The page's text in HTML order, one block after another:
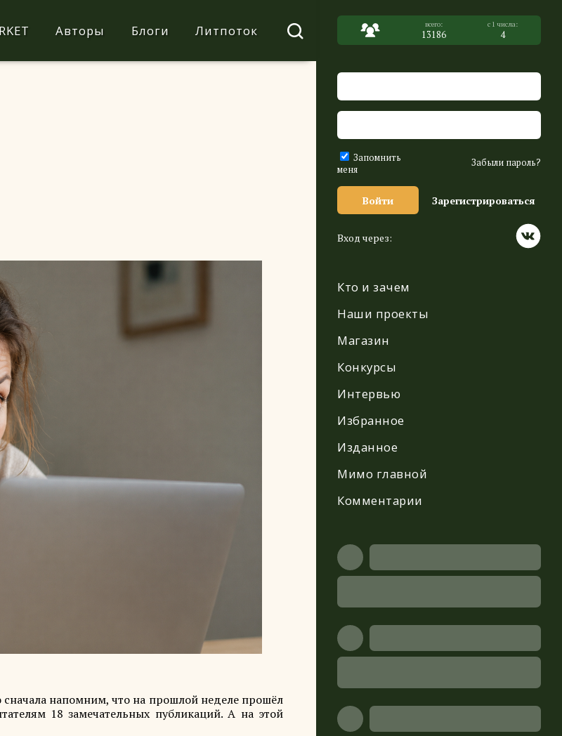
13186 4
Запомнить
меня
Забыли пароль?
Войти Зарегистрироваться
Вход через:
Кто и зачем
Наши проекты
Магазин
Конкурсы
Интервью
Избранное
Изданное
Мимо главной
Комментарии
Авторы Блоги Литпоток
напомним, что на прошлой неделе прошёл
18 замечательных публикаций. А на этой